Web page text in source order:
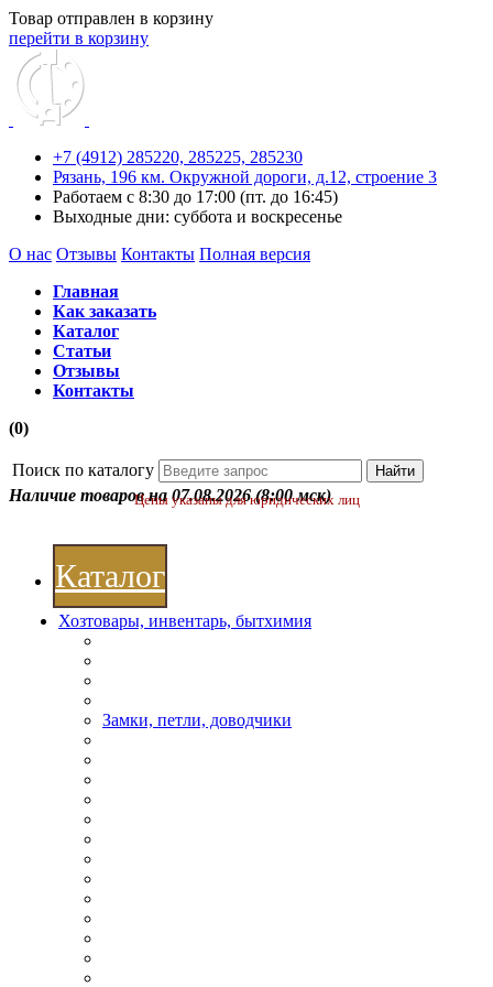
Товар отправлен в корзину
перейти в корзину
+7 (4912) 285220, 285225, 285230
Рязань, 196 км. Окружной дороги, д.12, строение 3
Работаем с 8:30 до 17:00 (пт. до 16:45)
Выходные дни: суббота и воскресенье
О нас Отзывы Контакты Полная версия
Главная
Как заказать
Каталог
Статьи
Отзывы
Контакты
(0)
Поиск по каталогу
Наличие товаров на 07.08.2026 (8:00 мск)
Цены указаны для юридических лиц
Каталог
Хозтовары, инвентарь, бытхимия
Замки, петли, доводчики